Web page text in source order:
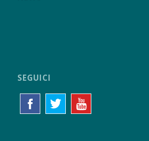
SEGUICI